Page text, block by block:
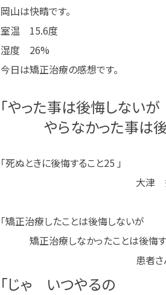
岡山は快晴です。
室温 15.6度
湿度 26%
今日は矯正治療の感想です。
「やった事は後悔しないが
やらなかった事は後
「死ぬときに後悔すること25 」
大津 秀
「矯正治療したことは後悔しないが
矯正治療しなかったことは後悔す
患者さんの
「じゃ いつやるの